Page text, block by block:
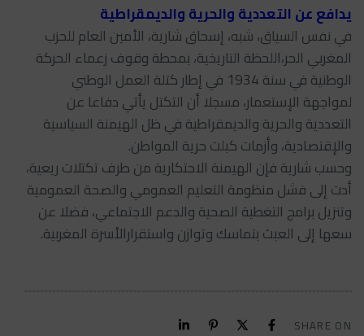
يدافع عن التعددية والحرية والديمقراطية
في نفس السياق، شبه، إسحاق شارية، الأمين العام للحزب
المغربي الحر،اللحظة التاريخية، بمحطة وقوف زعماء الحركة
الوطنية في سنة 1934 في إطار كتلة العمل الوطني
لمواجهة الإستعمار، مسجلا أن التكتل يأتي دفاعا عن
التعددية والحرية والديمقراطية في ظل الهيمنة السياسية
والإقتصادية، وأزمات كبلت حرية المواطن.
وحسب شارية فإن الهيمنة الاحتكارية من طرف تكتلات ريعية،
أدت إلى فشل منظومة التعليم العمومي والصحة العمومية
وتنزيل برامج التغطية الصحية والدعم الاجتماعي، فضلا عن
سعها إلى العبث بتماسك وتوازن واستقرارالأسرة المغربية.
SHARE ON